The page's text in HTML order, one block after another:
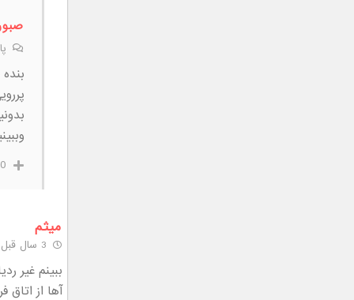
0
میثم
ببینم غیر
آها از